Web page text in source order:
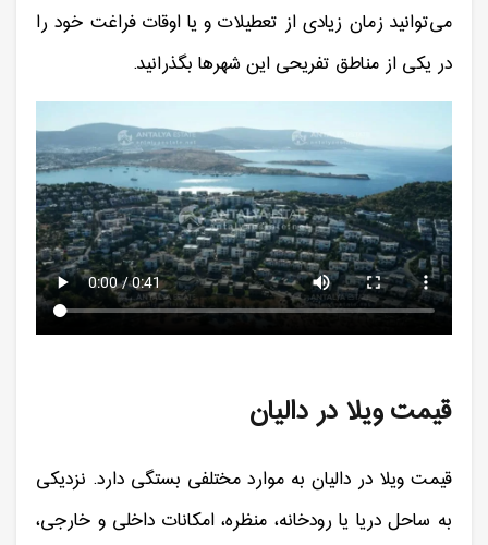
می‌توانید زمان زیادی از تعطیلات و یا اوقات فراغت خود را
در یکی از مناطق تفریحی این شهرها بگذرانید.
قیمت ویلا در دالیان
قیمت ویلا در دالیان به موارد مختلفی بستگی دارد. نزدیکی
به ساحل دریا یا رودخانه، منظره، امکانات داخلی و خارجی،